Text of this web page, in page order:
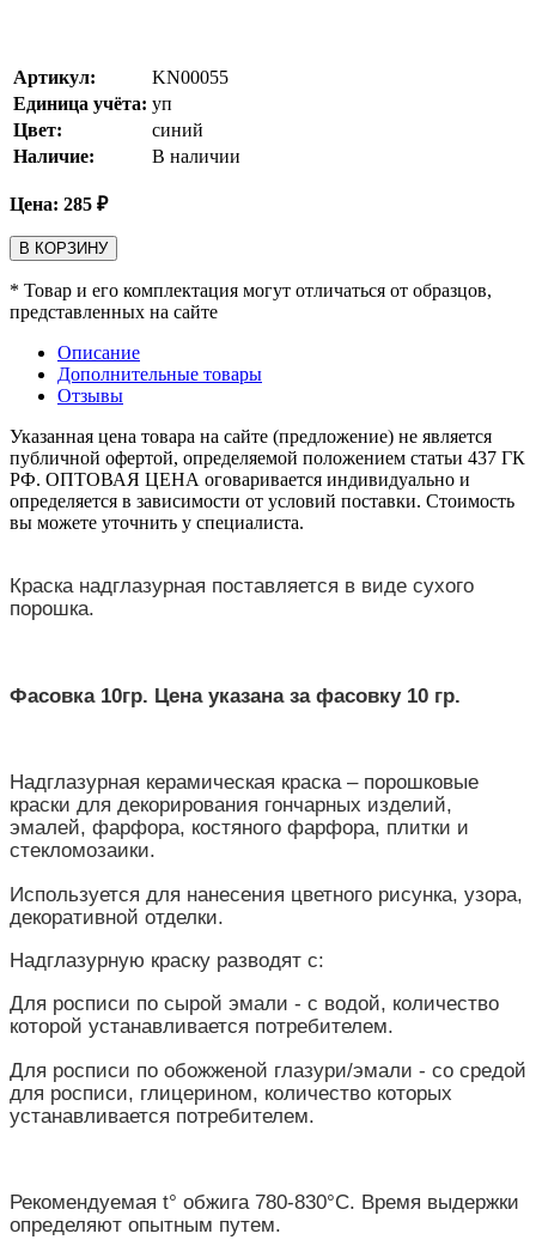
Артикул:
KN00055
Единица учёта: уп
Цвет:
синий
Наличие:
В наличии
Цена: 285 ₽
В КОРЗИНУ
* Товар и его комплектация могут отличаться от образцов,
представленных на сайте
Описание
Дополнительные товары
Отзывы
Указанная цена товара на сайте (предложение) не является
публичной офертой, определяемой положением статьи 437 ГК
РФ. ОПТОВАЯ ЦЕНА оговаривается индивидуально и
определяется в зависимости от условий поставки. Стоимость
вы можете уточнить у специалиста.
Краска надглазурная поставляется в виде сухого
порошка.
Фасовка 10гр. Цена указана за фасовку 10 гр.
Надглазурная керамическая краска – порошковые
краски для декорирования гончарных изделий,
эмалей, фарфора, костяного фарфора, плитки и
стекломозаики.
Используется для нанесения цветного рисунка, узора,
декоративной отделки.
Надглазурную краску разводят с:
Для росписи по сырой эмали - с водой, количество
которой устанавливается потребителем.
Для росписи по обожженой глазури/эмали - со средой
для росписи, глицерином, количество которых
устанавливается потребителем.
Рекомендуемая t° обжига 780-830°С. Время выдержки
определяют опытным путем.